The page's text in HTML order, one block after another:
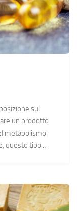
sul
un prodotto
metabolismo:
questo tipo...